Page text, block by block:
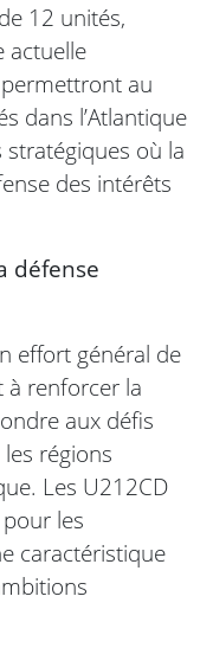
12 unités,
actuelle
au
dans l’Atlantique
stratégiques où la
des intérêts
défense
effort général de
à renforcer la
aux défis
régions
Les U212CD
les
caractéristique